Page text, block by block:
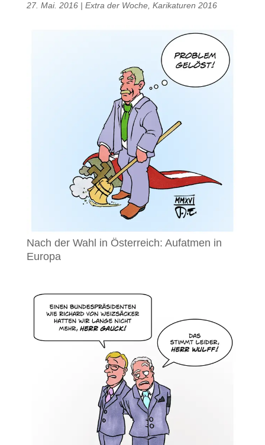
27. Mai. 2016| Extra der Woche, Karikaturen 2016
Nach der Wahl in Österreich: Aufatmen in
Europa